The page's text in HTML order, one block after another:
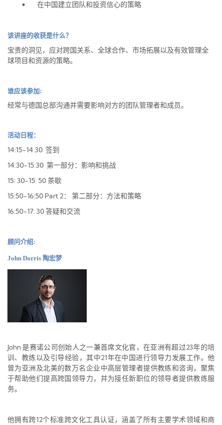
• 在中国建立团队和投资信心的策略
该讲座的收获是什么？
宝贵的洞见，应对跨国关系、全球合作、市场拓展以及有效管理全
球项目和资源的策略。
谁应该参加:
经常与德国总部沟通并需要影响对方的团队管理者和成员。
活动日程：
14:15-14:30 签到
14:30-15:30 第一部分：影响和挑战
15: 30-15: 50 茶歇
15:50-16:50 Part 2： 第二部分：方法和策略
16:50-17: 30 答疑和交流
顾问介绍:
John Dorris 陶宏梦
John是赛诺公司创始人之一兼首席文化官，在亚洲有超过23年的培
训、教练以及引导经验，其中21年在中国进行领导力发展工作。他
曾为亚洲及北美的数万名企业中高层管理者提供教练和咨询，聚焦
于帮助他们提高跨国领导力，并为接任新职位的领导者提供教练服
务。
他拥有跨12个标准跨文化工具认证，涵盖了所有主要学术领域和商